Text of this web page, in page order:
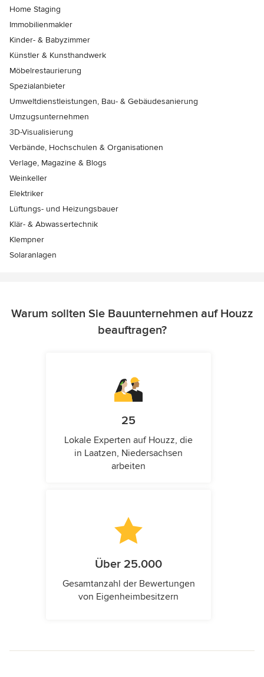
Home Staging
Immobilienmakler
Kinder- & Babyzimmer
Künstler & Kunsthandwerk
Möbelrestaurierung
Spezialanbieter
Umweltdienstleistungen, Bau- & Gebäudesanierung
Umzugsunternehmen
3D-Visualisierung
Verbände, Hochschulen & Organisationen
Verlage, Magazine & Blogs
Weinkeller
Elektriker
Lüftungs- und Heizungsbauer
Klär- & Abwassertechnik
Klempner
Solaranlagen
Warum sollten Sie Bauunternehmen auf Houzz
beauftragen?
25
Lokale Experten auf Houzz, die
in Laatzen, Niedersachsen
arbeiten
Über 25.000
Gesamtanzahl der Bewertungen
von Eigenheimbesitzern